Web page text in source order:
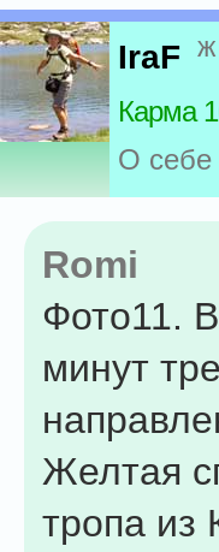
IraF ж
Карма
О себе
Romi
Фото11.
минут
Желтая
тропа из